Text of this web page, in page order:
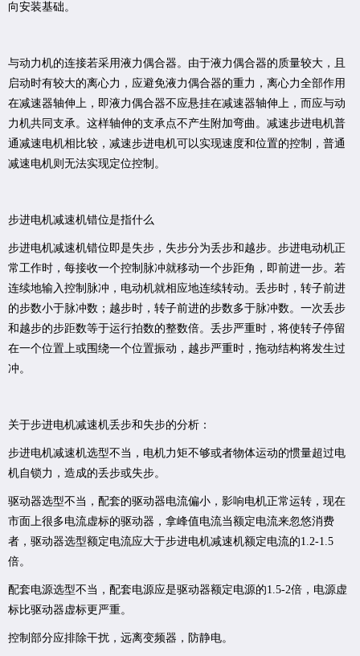
向安装基础。
与动力机的连接若采用液力偶合器。由于液力偶合器的质量较大，且
启动时有较大的离心力，应避免液力偶合器的重力，离心力全部作用
在减速器轴伸上，即液力偶合器不应悬挂在减速器轴伸上，而应与动
力机共同支承。这样轴伸的支承点不产生附加弯曲。 减速步进电机普
通减速电机相比较，减速步进电机可以实现速度和位置的控制，普通
减速电机则无法实现定位控制。
步进电机减速机错位是指什么
步进电机减速机错位即是失步，失步分为丢步和越步。步进电动机正
常工作时，每接收一个控制脉冲就移动一个步距角，即前进一步。若
连续地输入控制脉冲，电动机就相应地连续转动。丢步时，转子前进
的步数小于脉冲数；越步时，转子前进的步数多于脉冲数。一次丢步
和越步的步距数等于运行拍数的整数倍。丢步严重时，将使转子停留
在一个位置上或围绕一个位置振动，越步严重时，拖动结构将发生过
冲。
关于步进电机减速机丢步和失步的分析：
步进电机减速机选型不当，电机力矩不够或者物体运动的惯量超过电
机自锁力，造成的丢步或失步。
驱动器选型不当，配套的驱动器电流偏小，影响电机正常运转，现在
市面上很多电流虚标的驱动器，拿峰值电流当额定电流来忽悠消费
者，驱动器选型额定电流应大于步进电机减速机额定电流的1.2-1.5
倍。
配套电源选型不当，配套电源应是驱动器额定电源的1.5-2倍，电源虚
标比驱动器虚标更严重。
控制部分应排除干扰，远离变频器，防静电。